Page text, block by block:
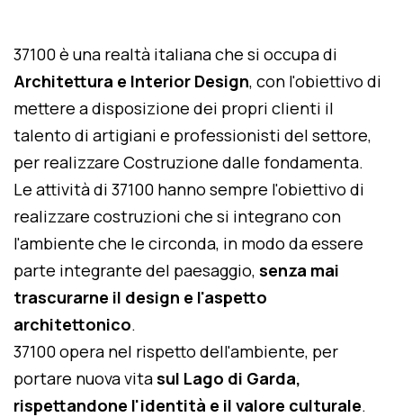
37100 è una realtà italiana che si occupa di
Architettura e Interior Design, con l'obiettivo di
mettere a disposizione dei propri clienti il
talento di artigiani e professionisti del settore,
per realizzare Costruzione dalle fondamenta.
Le attività di 37100 hanno sempre l'obiettivo di
realizzare costruzioni che si integrano con
l'ambiente che le circonda, in modo da essere
parte integrante del paesaggio, senza mai
trascurarne il design e l'aspetto
architettonico.
37100 opera nel rispetto dell'ambiente, per
portare nuova vitasul Lago di Garda,
rispettandone l'identità e il valore culturale.